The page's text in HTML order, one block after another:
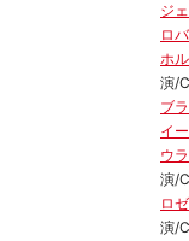
ジ
ロ
ホ
演/
ブ
イ
ウ
演/
ロ
演/